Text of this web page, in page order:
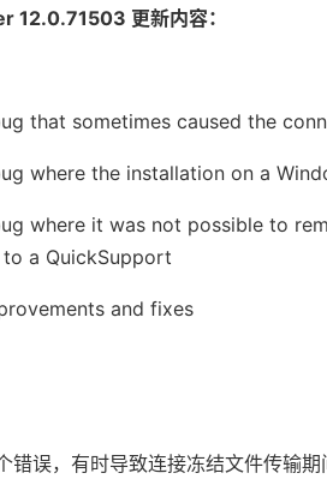
12.0.71503 更新内容：
that sometimes caused the
where the installation on a
where it was not possible to
a QuickSupport
and fixes
错误，有时导致连接冻结文件传输期